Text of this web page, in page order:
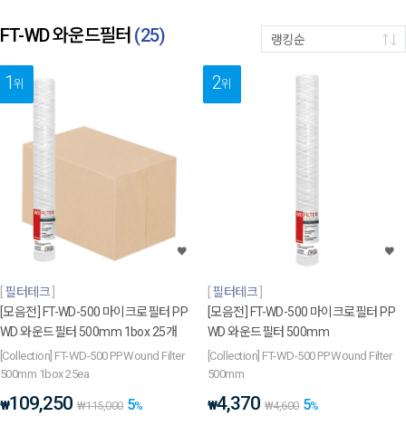
FT-WD 와운드필터 (25) 랭킹순
1위
필터테크
[모음전] FT-WD-500 마이크로필터 PP
WD 와운드필터 500mm 1box 25개
[Collection] FT-WD-500 PP Wound Filter
500mm 1box 25ea
₩109,250 ₩115,000 5%
2위
필터테크
[모음전] FT-WD-500 마이크로필터 PP
WD 와운드필터 500mm
[Collection] FT-WD-500 PP Wound Filter
500mm
₩4,370 ₩4,600 5%